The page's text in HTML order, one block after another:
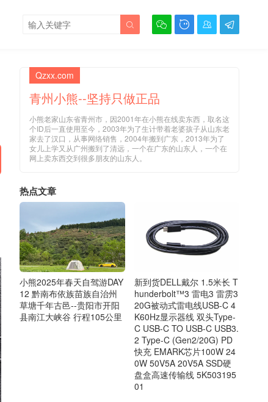
   

Qzxx.com
青州小熊--坚持只做正品
小熊老家山东省青州市，因2001年在小熊在线卖东西，取名这
个ID后一直使用至今，2003年为了生计带着老婆孩子从山东老
家去了汉口，从事网络销售，2004年搬到广东，2013年为了
女儿上学又从广州搬到了清远，一个在广东的山东人，一个在
网上卖东西交到很多朋友的山东人。
热点文章
小熊2025年春天自驾游DAY
12 黔南布依族苗族自治州
草塘千年古邑--贵阳市开阳
县南江大峡谷 行程105公里
新到货DELL戴尔 1.5米长 T
hunderbolt™3 雷电3 雷雳3
20G被动式雷电线USB-C 4
K60Hz显示器线 双头Type-
C USB-C TO USB-C USB3.
2 Type-C (Gen2/20G) PD
快充 EMARK芯片100W 24
0W 50V5A 20V5A SSD硬
盘盒高速传输线 5K503195
01